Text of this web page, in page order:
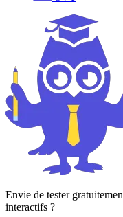
Envie de tester
interactifs ?